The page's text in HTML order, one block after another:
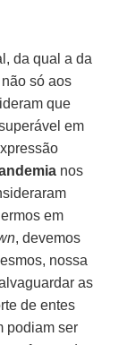
da qual a da
só aos
que
em
nos
em
, devemos
nossa
as
de entes
podiam ser